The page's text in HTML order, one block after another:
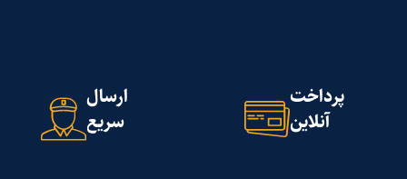
پرداخت
آنلاین
ارسال
سریع